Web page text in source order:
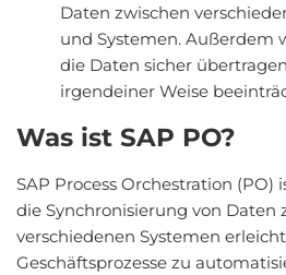
Daten zwischen
und Systemen. Außerdem
die Daten sicher
irgendeiner Weise
Was ist SAP PO?
SAP Process Orchestration (PO)
die Synchronisierung von Daten
verschiedenen Systemen
Geschäftsprozesse zu